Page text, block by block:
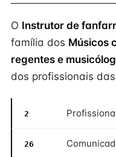
O Instrutor de
família dos Músicos
regentes e
dos profissionais
2
26